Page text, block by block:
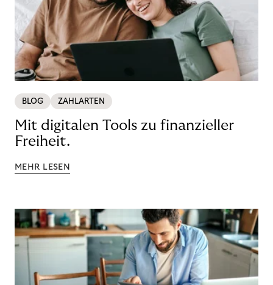
BLOG ZAHLARTEN
Mit digitalen Tools zu finanzieller
Freiheit.
MEHR LESEN